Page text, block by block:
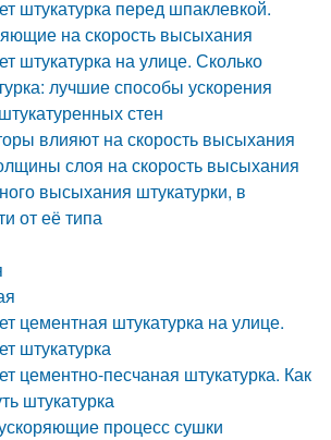
штукатурка перед шпаклевкой.
на скорость высыхания
штукатурка на улице. Сколько
лучшие способы ускорения
стен
влияют на скорость высыхания
слоя на скорость высыхания
высыхания штукатурки, в
от её типа
цементная штукатурка на улице.
штукатурка
цементно-песчаная штукатурка. Как
штукатурка
процесс сушки